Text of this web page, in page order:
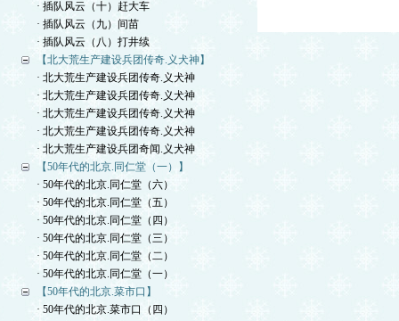
· 插队风云（十）赶大车
· 插队风云（九）间苗
· 插队风云（八）打井续
【北大荒生产建设兵团传奇.义犬神】
· 北大荒生产建设兵团传奇.义犬神
· 北大荒生产建设兵团传奇.义犬神
· 北大荒生产建设兵团传奇.义犬神
· 北大荒生产建设兵团传奇.义犬神
· 北大荒生产建设兵团奇闻.义犬神
【50年代的北京.同仁堂（一）】
· 50年代的北京.同仁堂（六）
· 50年代的北京.同仁堂（五）
· 50年代的北京.同仁堂（四）
· 50年代的北京.同仁堂（三）
· 50年代的北京.同仁堂（二）
· 50年代的北京.同仁堂（一）
【50年代的北京.菜市口】
· 50年代的北京.菜市口（四）